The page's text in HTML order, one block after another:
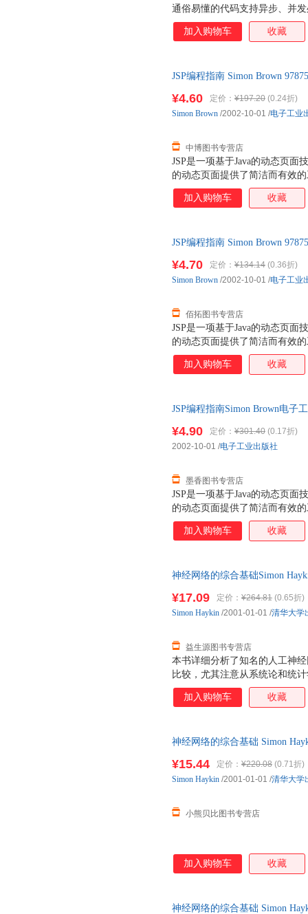
通俗易懂的代码支持异步、并
到传统的面向对象语言之中，
深入浅出，为广大C#程序员揭
阐述了如何在C#语言中快速编
式编程的理念能够立竿见影地
起源； ● 通过熟悉的语言领略
加入购物车 收藏
JSP编程指南 Simon Brown
JSP是一项基于Java的动态页面
的动态页面提供了简洁而有效
具。本书全面系统地讨论了
供了创建下一代Web的解决方
立电子商务站点，等等。 本书
者熟悉Java语言及其核心的API
¥4.60 定价： ¥197.20 (0.24折)
中博图书专营店
Simon Brown /2002-10-01 /电子工业
加入购物车 收藏
JSP编程指南 Simon Brown
JSP是一项基于Java的动态页面
的动态页面提供了简洁而有效
具。本书全面系统地讨论了
供了创建下一代Web的解决方
立电子商务站点，等等。 本书
者熟悉Java语言及其核心的API
¥4.70 定价： ¥134.14 (0.36折)
佰拓图书专营店
Simon Brown /2002-10-01 /电子工业
加入购物车 收藏
JSP编程指南Simon Brown电子
JSP是一项基于Java的动态页面
的动态页面提供了简洁而有效
具。本书全面系统地讨论了
供了创建下一代Web的解决方
立电子商务站点，等等。 本书
者熟悉Java语言及其核心的API
¥4.90 定价： ¥301.40 (0.17折)
墨香图书专营店
2002-10-01 /电子工业出版社
加入购物车 收藏
神经网络的综合基础Simon
本书详细分析了知名的人工神
比较，尤其注意从系统论和统
¥17.09 定价： ¥264.81 (0.65折)
益生源图书专营店
Simon Haykin /2001-01-01 /清华大学
加入购物车 收藏
神经网络的综合基础 Simon
¥15.44 定价： ¥220.08 (0.71折)
小熊贝比图书专营店
Simon Haykin /2001-01-01 /清华大学
加入购物车 收藏
神经网络的综合基础 Simon